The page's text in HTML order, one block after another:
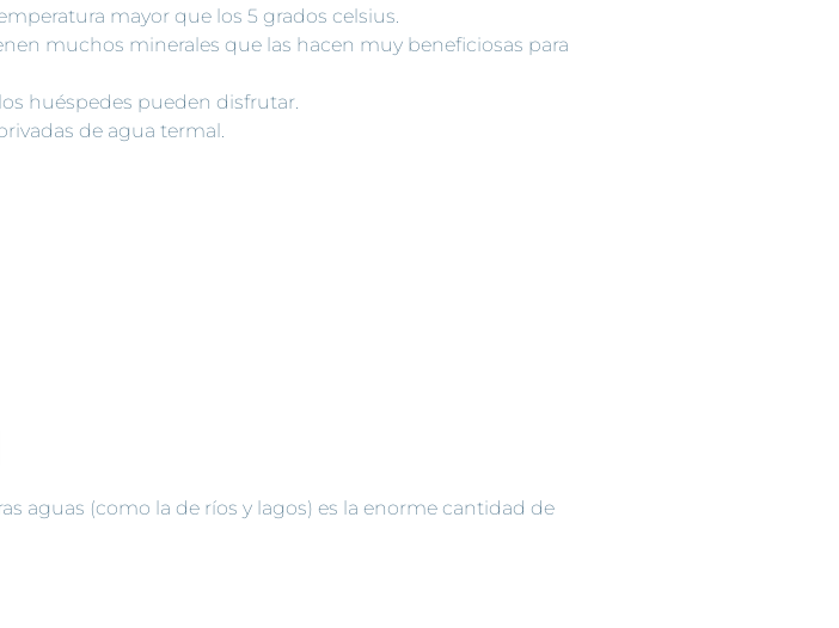
mayor que los 5 grados celsius.
muchos minerales que las hacen muy beneficiosas para
huéspedes pueden disfrutar.
de agua termal.
aguas (como la de ríos y lagos) es la enorme cantidad de